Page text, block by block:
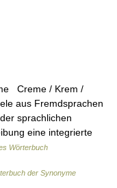
Creme / Krem /
aus Fremdsprachen
sprachlichen
eine integrierte
Wörterbuch
der Synonyme